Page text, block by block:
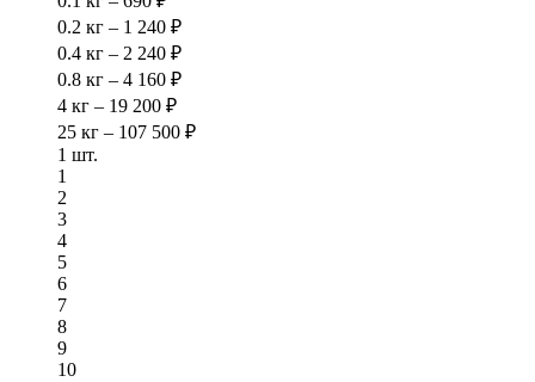
0.2 кг – 1 240 ₽
0.4 кг – 2 240 ₽
0.8 кг – 4 160 ₽
4 кг – 19 200 ₽
25 кг – 107 500 ₽
1 шт.
1
2
3
4
5
6
7
8
9
10